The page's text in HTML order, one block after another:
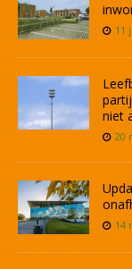
11
niet
20
14